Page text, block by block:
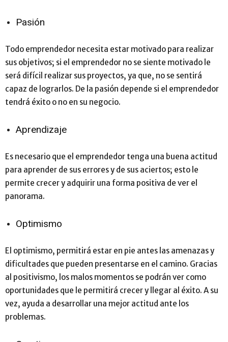
Pasión
Todo emprendedor necesita estar motivado para realizar
sus objetivos; si el emprendedor no se siente motivado le
será difícil realizar sus proyectos, ya que, no se sentirá
capaz de lograrlos. De la pasión depende si el emprendedor
tendrá éxito o no en su negocio.
Aprendizaje
Es necesario que el emprendedor tenga una buena actitud
para aprender de sus errores y de sus aciertos; esto le
permite crecer y adquirir una forma positiva de ver el
panorama.
Optimismo
El optimismo, permitirá estar en pie antes las amenazas y
dificultades que pueden presentarse en el camino. Gracias
al positivismo, los malos momentos se podrán ver como
oportunidades que le permitirá crecer y llegar al éxito. A su
vez, ayuda a desarrollar una mejor actitud ante los
problemas.